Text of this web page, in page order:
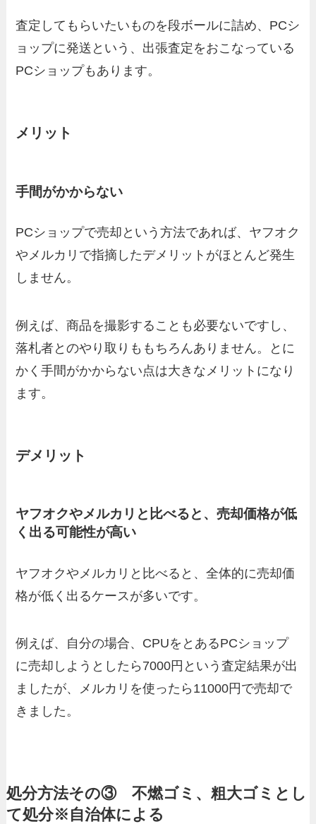
査定してもらいたいものを段ボールに詰め、PCシ
ョップに発送という、出張査定をおこなっている
PCショップもあります。
メリット
手間がかからない
PCショップで売却という方法であれば、ヤフオク
やメルカリで指摘したデメリットがほとんど発生
しません。
例えば、商品を撮影することも必要ないですし、
落札者とのやり取りももちろんありません。とに
かく手間がかからない点は大きなメリットになり
ます。
デメリット
ヤフオクやメルカリと比べると、売却価格が低
く出る可能性が高い
ヤフオクやメルカリと比べると、全体的に売却価
格が低く出るケースが多いです。
例えば、自分の場合、CPUをとあるPCショップ
に売却しようとしたら7000円という査定結果が出
ましたが、メルカリを使ったら11000円で売却で
きました。
処分方法その③ 不燃ゴミ、粗大ゴミとし
て処分※自治体による